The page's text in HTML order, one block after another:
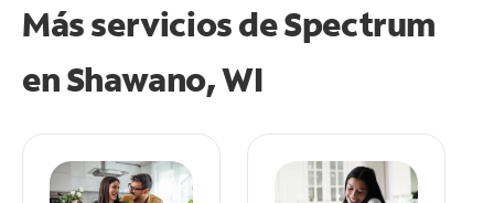
Más servicios de Spectrum
enShawano, WI